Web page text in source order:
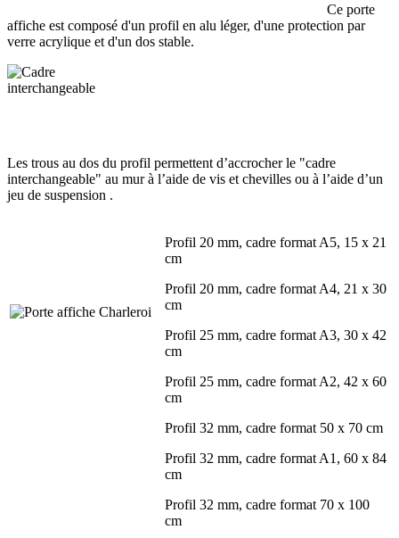
Ce porte
affiche est composé d'un profil en alu léger, d'une protection par
verre acrylique et d'un dos stable.
Les trous au dos du profil permettent d’accrocher le "cadre
interchangeable" au mur à l’aide de vis et chevilles ou à l’aide d’un
jeu de suspension .
Profil 20 mm, cadre format A5, 15 x 21
cm
Profil 20 mm, cadre format A4, 21 x 30
cm
Profil 25 mm, cadre format A3, 30 x 42
cm
Profil 25 mm, cadre format A2, 42 x 60
cm
Profil 32 mm, cadre format 50 x 70 cm
Profil 32 mm, cadre format A1, 60 x 84
cm
Profil 32 mm, cadre format 70 x 100
cm